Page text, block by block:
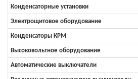
Конденсаторные установки
Электрощитовое оборудование
Конденсаторы КРМ
Высоковольтное оборудование
Автоматические выключатели